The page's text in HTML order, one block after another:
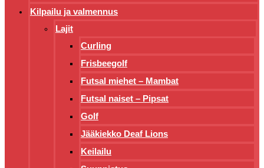
Kilpailu ja valmennus
Lajit
Curling
Frisbeegolf
Futsal miehet – Mambat
Futsal naiset – Pipsat
Golf
Jääkiekko Deaf Lions
Keilailu